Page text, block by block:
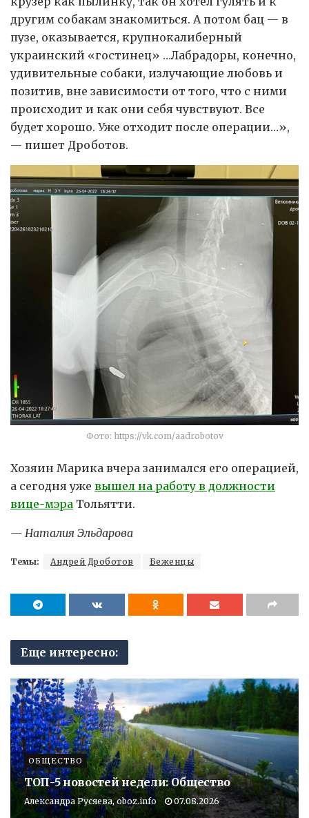
другим собакам знакомиться. А потом бац — в
пузе, оказывается, крупнокалиберный
украинский «гостинец» …Лабрадоры, конечно,
удивительные собаки, излучающие любовь и
позитив, вне зависимости от того, что с ними
происходит и как они себя чувствуют. Все
будет хорошо. Уже отходит после операции…»,
— пишет Дроботов.
Фото: https://vk.com/aadrobotov
Хозяин Марика вчера занимался его операцией,
а сегодня уже вышел на работу в должности
вице-мэра Тольятти.
— Наталия Эльдарова
Темы: Андрей Дроботов Беженцы
Еще интересно:
ОБЩЕСТВО
ТОП-5 новостей недели: Общество
Александра Русяева, oboz.info 07.08.2026